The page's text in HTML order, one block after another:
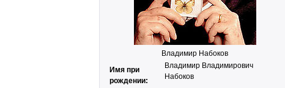
Владимир Набоков
Имя при
рождении:
Владимир Владимирович
Набоков